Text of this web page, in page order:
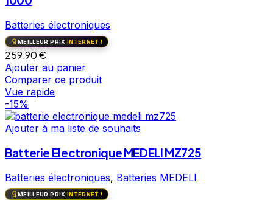
Batteries électroniques
MEILLEUR PRIX INTERNET !
259,90€
Ajouter au panier
Comparer ce produit
Vue rapide
-15%
Ajouter à ma liste de souhaits
Batterie Electronique MEDELI MZ725
Batteries électroniques, Batteries MEDELI
MEILLEUR PRIX INTERNET !